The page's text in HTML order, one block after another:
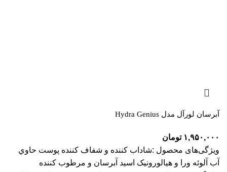
آبرسان لورآل مدل Hydra Genius
۱,۹۵۰,۰۰۰ تومان
ویژگی‌های محصول :شاداب کننده و شفاف کننده پوست حاوي
آب آلوئه ورا و هيالورونيک اسيد آبرسان و مرطوب کننده